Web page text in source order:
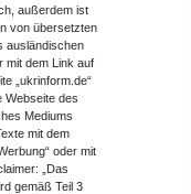
außerdem ist
von übersetzten
ausländischen
mit dem Link auf
„ukrinform.de“
Webseite des
Mediums
mit dem
oder mit
„Das
gemäß Teil 3